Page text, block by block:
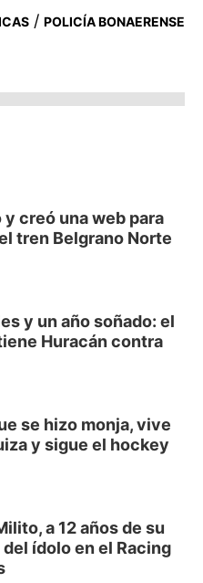
/ POLICÍA BONAERENSE
creó una web para
tren Belgrano Norte
y un año soñado: el
Huracán contra
se hizo monja, vive
y sigue el hockey
a 12 años de su
ídolo en el Racing